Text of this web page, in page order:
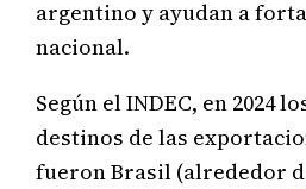
argentino y ayudan a
nacional.
Según el INDEC, en 2024
destinos de las
fueron Brasil (alrededor